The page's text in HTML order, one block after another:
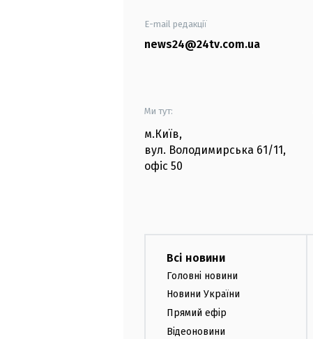
E-mail редакції
news24@24tv.com.ua
Ми тут:
м.Київ,
вул. Володимирська 61/11,
офіс 50
Всі новини
Головні новини
Новини України
Прямий ефір
Відеоновини